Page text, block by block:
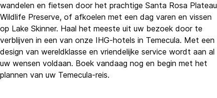
wandelen en fietsen door het prachtige Santa Rosa Plateau
Wildlife Preserve, of afkoelen met een dag varen en vissen
op Lake Skinner. Haal het meeste uit uw bezoek door te
verblijven in een van onze IHG-hotels in Temecula. Met een
design van wereldklasse en vriendelijke service wordt aan al
uw wensen voldaan. Boek vandaag nog en begin met het
plannen van uw Temecula-reis.